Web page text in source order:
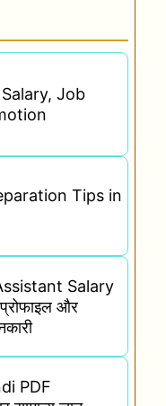
Job
Tips in
Salary
और
PDF